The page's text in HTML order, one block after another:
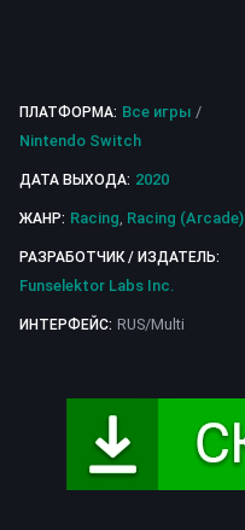
ПЛАТФОРМА: Все игры /
Nintendo Switch
ДАТА ВЫХОДА: 2020
ЖАНР: Racing Racing (Arcade)
РАЗРАБОТЧИК / ИЗДАТЕЛЬ:
Funselektor Labs Inc.
ИНТЕРФЕЙС: RUS/Multi